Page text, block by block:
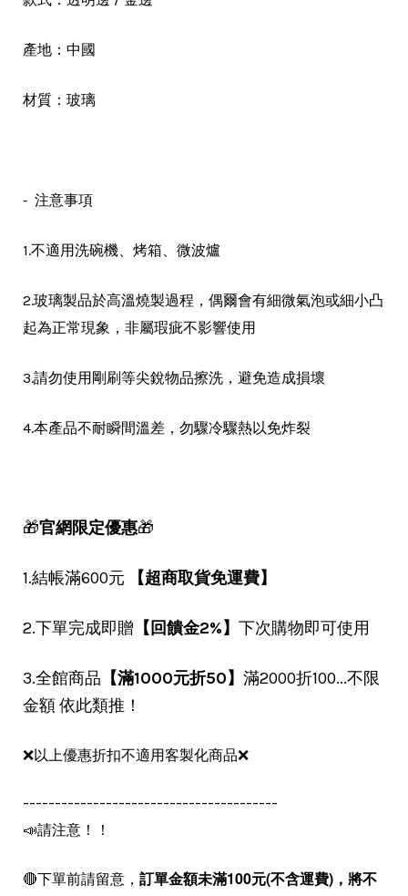
產地：中國
材質：玻璃
- 注意事項
1.不適用洗碗機、烤箱、微波爐
2.玻璃製品於高溫燒製過程 ， 偶爾會有細微氣泡或細小凸
起為正常現象 ， 非屬瑕疵不影響使用
3.請勿使用剛刷等尖銳物品擦洗 ， 避免造成損壞
4.本產品不耐瞬間溫差 ， 勿驟冷驟熱以免炸裂
🎁官網限定優惠🎁
1.結帳滿600元 【超商取貨免運費】
2.下單完成即贈 【回饋金2%】 下次購物即可使用
3.全館商品 【滿1000元折50】 滿2000折100...不限
金額 依此類推！
❌以上優惠折扣不適用客製化商品❌
----------------------------------------
📣請注意！！
🔴下單前請留意， 訂單金額未滿100元(不含運費)， 將不